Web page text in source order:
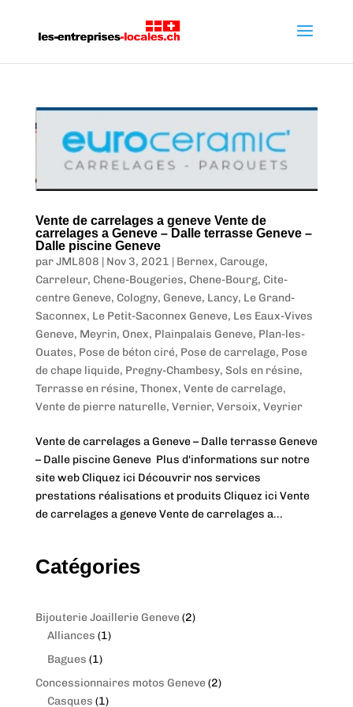
Vente de carrelages a geneve Vente de
carrelages a Geneve – Dalle terrasse Geneve –
Dalle piscine Geneve
parJML808 | Nov 3, 2021 | Bernex, Carouge,
Carreleur, Chene-Bougeries, Chene-Bourg, Cite-
centre Geneve, Cologny, Geneve, Lancy, Le Grand-
Saconnex, Le Petit-Saconnex Geneve, Les Eaux-Vives
Geneve, Meyrin, Onex, Plainpalais Geneve, Plan-les-
Ouates, Pose de béton ciré, Pose de carrelage, Pose
de chape liquide, Pregny-Chambesy, Sols en résine,
Terrasse en résine, Thonex, Vente de carrelage,
Vente de pierre naturelle, Vernier, Versoix, Veyrier
Vente de carrelages a Geneve – Dalle terrasse Geneve
– Dalle piscine Geneve Plus d'informations sur notre
site web Cliquez ici Découvrir nos services
prestations réalisations et produits Cliquez ici Vente
de carrelages a geneve Vente de carrelages a...
Catégories
Bijouterie Joaillerie Geneve 22
d
Alliances 11
o
Bagues 11
r
Concessionnaires motos Geneve 22
Casques 11